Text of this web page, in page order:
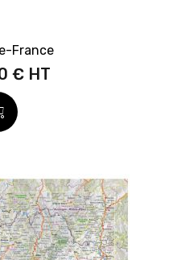
France
€